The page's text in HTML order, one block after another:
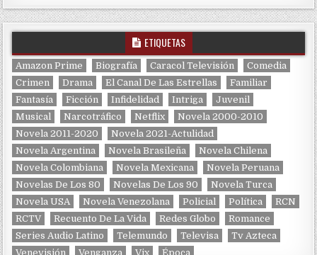
ETIQUETAS
Amazon Prime Biografía Caracol Televisión
Comedia
Crimen
Drama El Canal De Las Estrellas
Familiar
Fantasía
Ficción Infidelidad Intriga
Juvenil
Musical
Narcotráfico Netflix
Novela 2000-2010
Novela 2011-2020
Novela 2021-Actulidad
Novela Argentina
Novela Brasileña
Novela Chilena
Novela Colombiana
Novela Mexicana
Novela Peruana
Novelas De Los 80
Novelas De Los 90
Novela Turca
Novela USA
Novela Venezolana Policial Política
RCN
RCTV
Recuento De La Vida Redes Globo
Romance
Series Audio Latino
Telemundo Televisa
Tv Azteca
Venevisión
Venganza Vix Época